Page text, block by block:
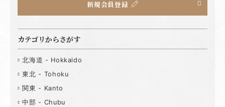
新規会員登録
カテゴリからさがす
北海道 - Hokkaido
東北 - Tohoku
関東 - Kanto
中部 - Chubu